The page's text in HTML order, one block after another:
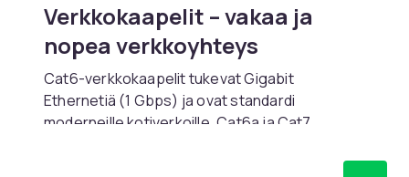
Verkkokaapelit – vakaa ja
nopea verkkoyhteys
Cat6-verkkokaapelit tukevat Gigabit
Ethernetiä (1 Gbps) ja ovat standardi
moderneille kotiverkoille. Cat6a ja Cat7